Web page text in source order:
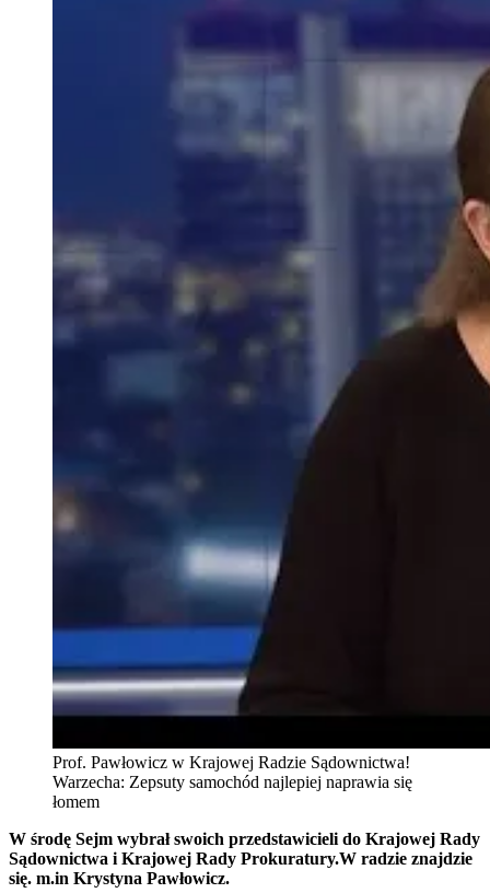
Prof. Pawłowicz w Krajowej Radzie Sądownictwa!
Warzecha: Zepsuty samochód najlepiej naprawia się
łomem
W środę Sejm wybrał swoich przedstawicieli do Krajowej Rady
Sądownictwa i Krajowej Rady Prokuratury.W radzie znajdzie
się. m.in Krystyna Pawłowicz.